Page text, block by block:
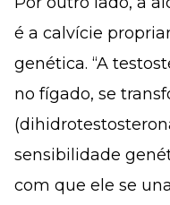
é a calvície
genética. “A
no fígado, se
sensibilidade
com que ele se